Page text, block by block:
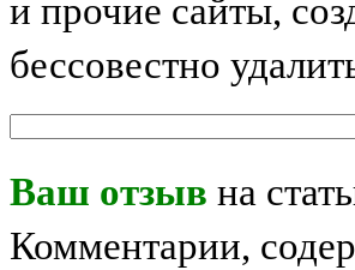
и прочие сайты,
бессовестно
Ваш отзыв на
Комментарии,